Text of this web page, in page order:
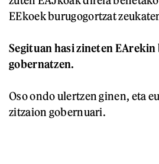
EEkoek burugogortzat
Segituan hasi zineten EArekin
gobernatzen.
Oso ondo ulertzen ginen, eta
zitzaion gobernuari.